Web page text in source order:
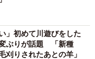
」初めて川遊びをした
ぶりが話題 「新種
刈りされたあとの羊」